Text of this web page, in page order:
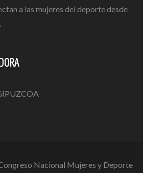
a las mujeres del deporte desde
Nacional Mujeres y Deporte